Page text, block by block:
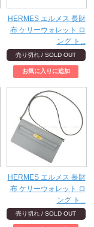
HERMES エルメス 長財
布 ケリーウォレット ロ
ング ト...
売り切れ / SOLD OUT
HERMES エルメス 長財
布 ケリーウォレット ロ
ング ト...
売り切れ / SOLD OUT